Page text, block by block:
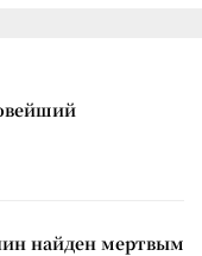
найден мертвым